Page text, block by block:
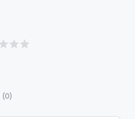
(0)